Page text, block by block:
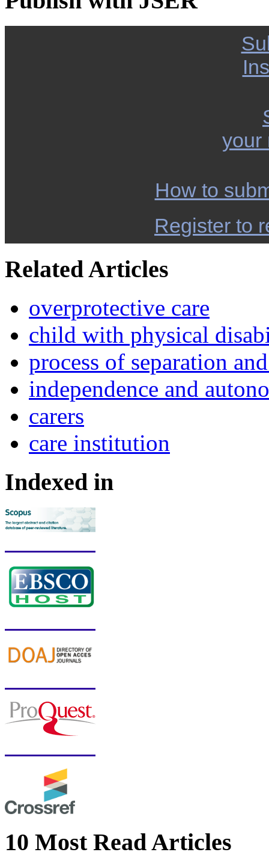
your
How to
Register to
Related Articles
overprotective care
child with physi­cal
process of separation
independence and
carers
care institution
Indexed in
10 Most Read Articles